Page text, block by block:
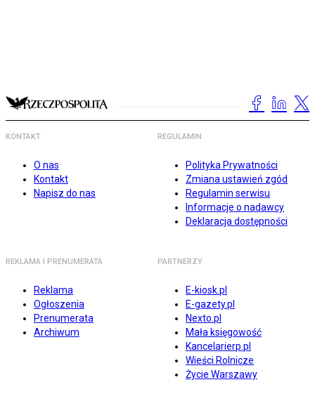
KONTAKT
O nas
Kontakt
Napisz do nas
REGULAMIN
Polityka Prywatności
Zmiana ustawień zgód
Regulamin serwisu
Informacje o nadawcy
Deklaracja dostępności
REKLAMA I PRENUMERATA
Reklama
Ogłoszenia
Prenumerata
Archiwum
PARTNERZY
E-kiosk.pl
E-gazety.pl
Nexto.pl
Mała księgowość
Kancelarierp.pl
Wieści Rolnicze
Życie Warszawy